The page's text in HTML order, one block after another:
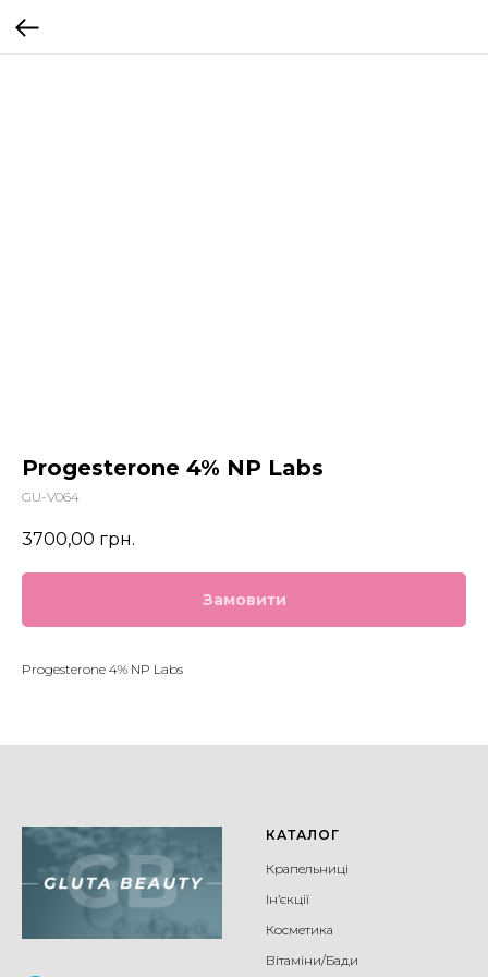
Progesterone 4% NP Labs
GU-V064
3700,00 грн.
Замовити
Progesterone 4% NP Labs
КАТАЛОГ
Крапельниці
Ін’єкції
Косметика
Вітаміни/Бади